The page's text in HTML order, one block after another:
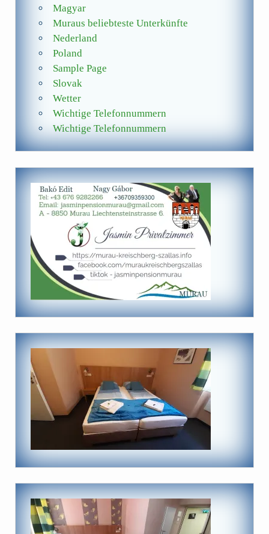
Magyar
Muraus beliebteste Unterkünfte
Nederland
Poland
Sample Page
Slovak
Wetter
Wichtige Telefonnummern
Wichtige Telefonnummern